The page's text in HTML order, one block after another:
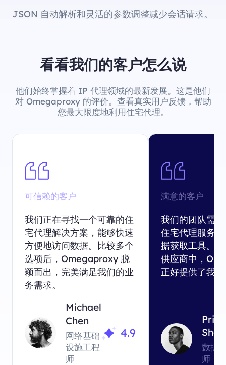
JSON 自动解析和灵活的参数调整减少会话请求。
看看我们的客户怎么说
他们始终掌握着 IP 代理领域的最新发展。这是他们
对 Omegaproxy 的评价。查看真实用户反馈，帮助
您最大限度地利用住宅代理。
可信赖的客户
我们正在寻找一个可靠的住
宅代理解决方案，能够快速
方便地访问数据。比较多个
选项后，Omegaproxy 脱
颖而出，完美满足我们的业
务需求。
Michael
Chen
网络基础
设施工程
师
4.9
满意的客户
我们的团队需
住宅代理服务
据获取工具。
供应商中，
正好提供了我
Priya
数据
师